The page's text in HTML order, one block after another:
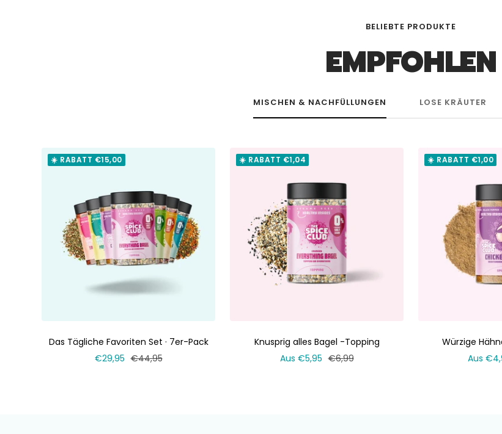
BELIEBTE PRODUKTE
EMPFOHLEN
MISCHEN & NACHFÜLLUNGEN LOSE KRÄUTER
☀️ RABATT €15,00
Das Tägliche Favoriten Set · 7er-Pack
Verkaufspreis
€29,95 Normaler
€44,95
☀️ RABATT €1,04
Knusprig alles Bagel -Topping
Verkaufspreis
Aus €5,95 Normaler
€6,99
☀️ RABATT €1,00
Würzige
Aus